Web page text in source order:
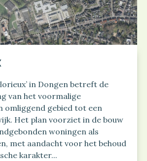
in Dongen betreft de
van het voormalige
omliggend gebied tot een
Het plan voorziet in de bouw
woningen als
met aandacht voor het behoud
karakter...